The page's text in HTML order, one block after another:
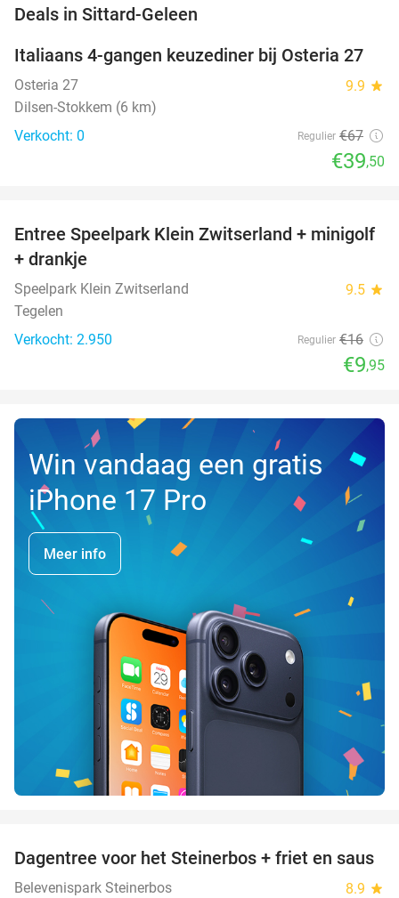
Deals in Sittard-Geleen
41%
TODAY
Italiaans 4-gangen keuzediner bij Osteria 27
Osteria 27 9.9 star
Dilsen-Stokkem (6 km)
Verkocht: 0
Regulier €67
€39,50
38%
Entree Speelpark Klein Zwitserland + minigolf
+ drankje
Speelpark Klein Zwitserland 9.5 star
Tegelen
Verkocht: 2.950
Regulier €16
€9,95
Win vandaag een gratis
iPhone 17 Pro
Meer info
37%
Dagentree voor het Steinerbos + friet en saus
Belevenispark Steinerbos 8.9 star